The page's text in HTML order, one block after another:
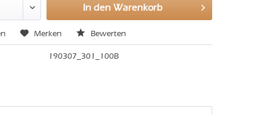
In den Warenkorb
Merken Bewerten
190307_301_100B